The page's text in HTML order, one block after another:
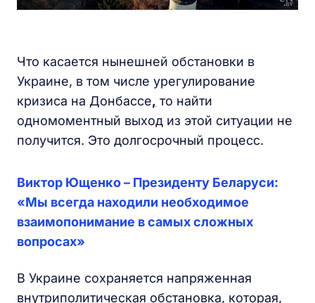
Что касается нынешней обстановки в
Украине, в том числе урегулирование
кризиса на Донбассе, то найти
одномоментный выход из этой ситуации не
получится. Это долгосрочный процесс.
Виктор Ющенко – Президенту Беларуси:
«Мы всегда находили необходимое
взаимопонимание в самых сложных
вопросах»
В Украине сохраняется напряженная
внутриполитическая обстановка, которая,